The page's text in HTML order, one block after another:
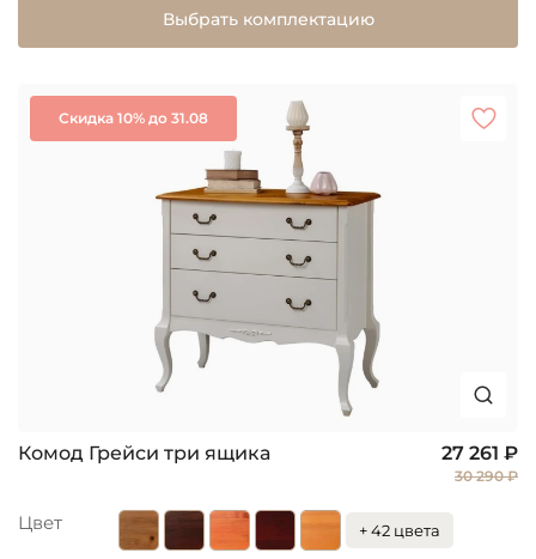
Выбрать комплектацию
Скидка 10% до 31.08
Комод Грейси три ящика 27 261 ₽
30 290 ₽
Цвет + 42 цвета